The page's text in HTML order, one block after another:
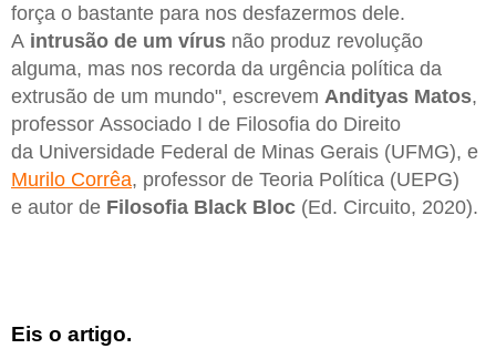
força o bastante para nos desfazermos dele.
A intrusão de um vírus não produz revolução
alguma, mas nos recorda da urgência política da
extrusão de um mundo", escrevem Andityas Matos,
professor Associado I de Filosofia do Direito
da Universidade Federal de Minas Gerais (UFMG), e
Murilo Corrêa, professor de Teoria Política (UEPG)
e autor de Filosofia Black Bloc (Ed. Circuito, 2020).
Eis o artigo.